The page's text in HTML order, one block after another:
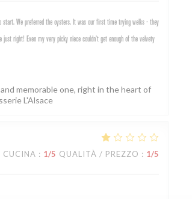
start. We preferred the oysters. It was our first time trying welks - they
right! Even my very picky niece couldn’t get enough of the velvety
memorable one, right in the heart of
L'Alsace
CUCINA : 1/5 QUALITÀ / PREZZO : 1/5